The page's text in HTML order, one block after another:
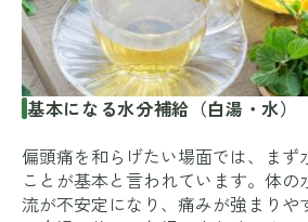
基本になる水分補給（白湯・水）
偏頭痛を和らげたい場面では、まず
ことが基本と言われています。体
流が不安定になり、痛みが強まりや